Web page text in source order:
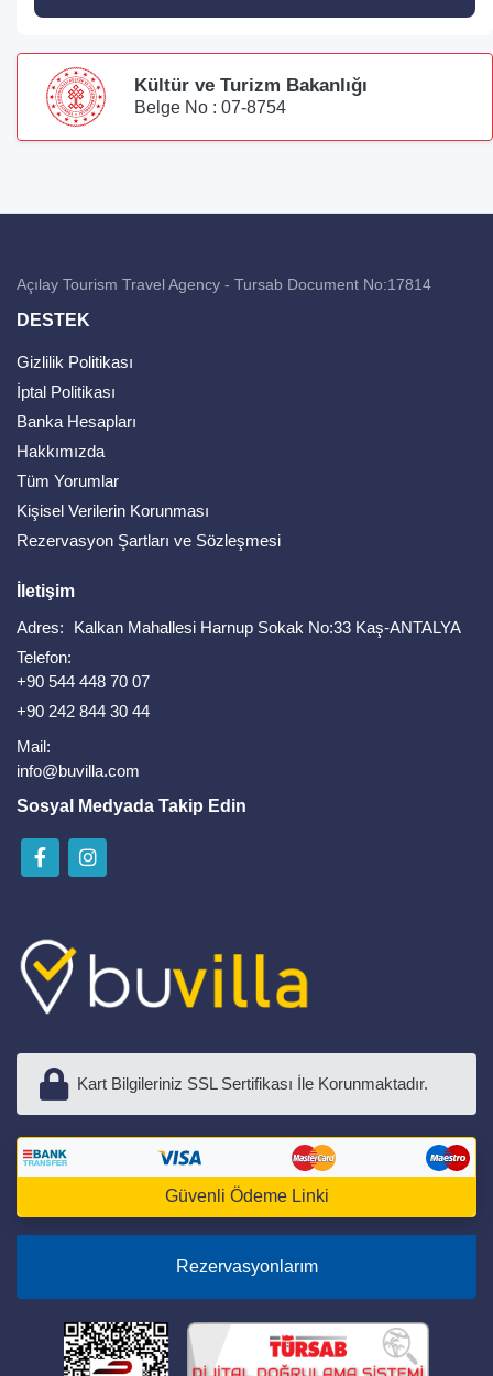
Kültür ve Turizm Bakanlığı
Belge No : 07-8754
Açılay Tourism Travel Agency - Tursab Document No:17814
DESTEK
Gizlilik Politikası
İptal Politikası
Banka Hesapları
Hakkımızda
Tüm Yorumlar
Kişisel Verilerin Korunması
Rezervasyon Şartları ve Sözleşmesi
İletişim
Adres:
Kalkan Mahallesi Harnup Sokak No:33 Kaş-ANTALYA
Telefon:
+90 544 448 70 07
+90 242 844 30 44
Mail:
info@buvilla.com
Sosyal Medyada Takip Edin
Kart Bilgileriniz SSL Sertifikası İle Korunmaktadır.
Güvenli Ödeme Linki
Rezervasyonlarım